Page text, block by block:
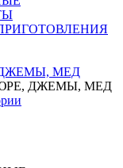
МЕД
ДЖЕМЫ, МЕД